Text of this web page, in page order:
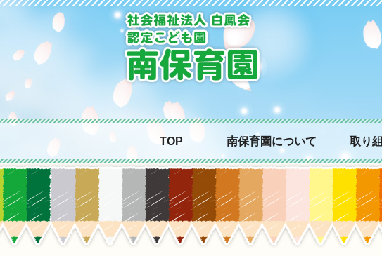
TOP 南保育園について 取り